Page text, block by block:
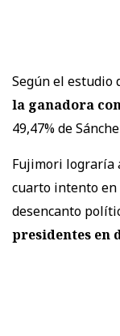
Según el estudio
la ganadora
49,47% de
Fujimori lograría
cuarto intento en
desencanto
presidentes en